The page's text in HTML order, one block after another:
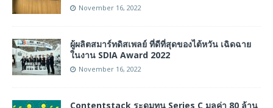
November 16, 2022
ผู้ผลิตสมาร์ทดิสเพลย์ ที่ดีที่สุดของไต้หวัน เฉิดฉาย
ในงาน SDIA Award 2022
November 16, 2022
Contentstack ระดมทุน Series C มูลค่า 80 ล้าน